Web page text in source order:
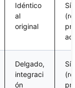
Idéntico
al
original
Sí
Delgado,
integraci
ón
Sí